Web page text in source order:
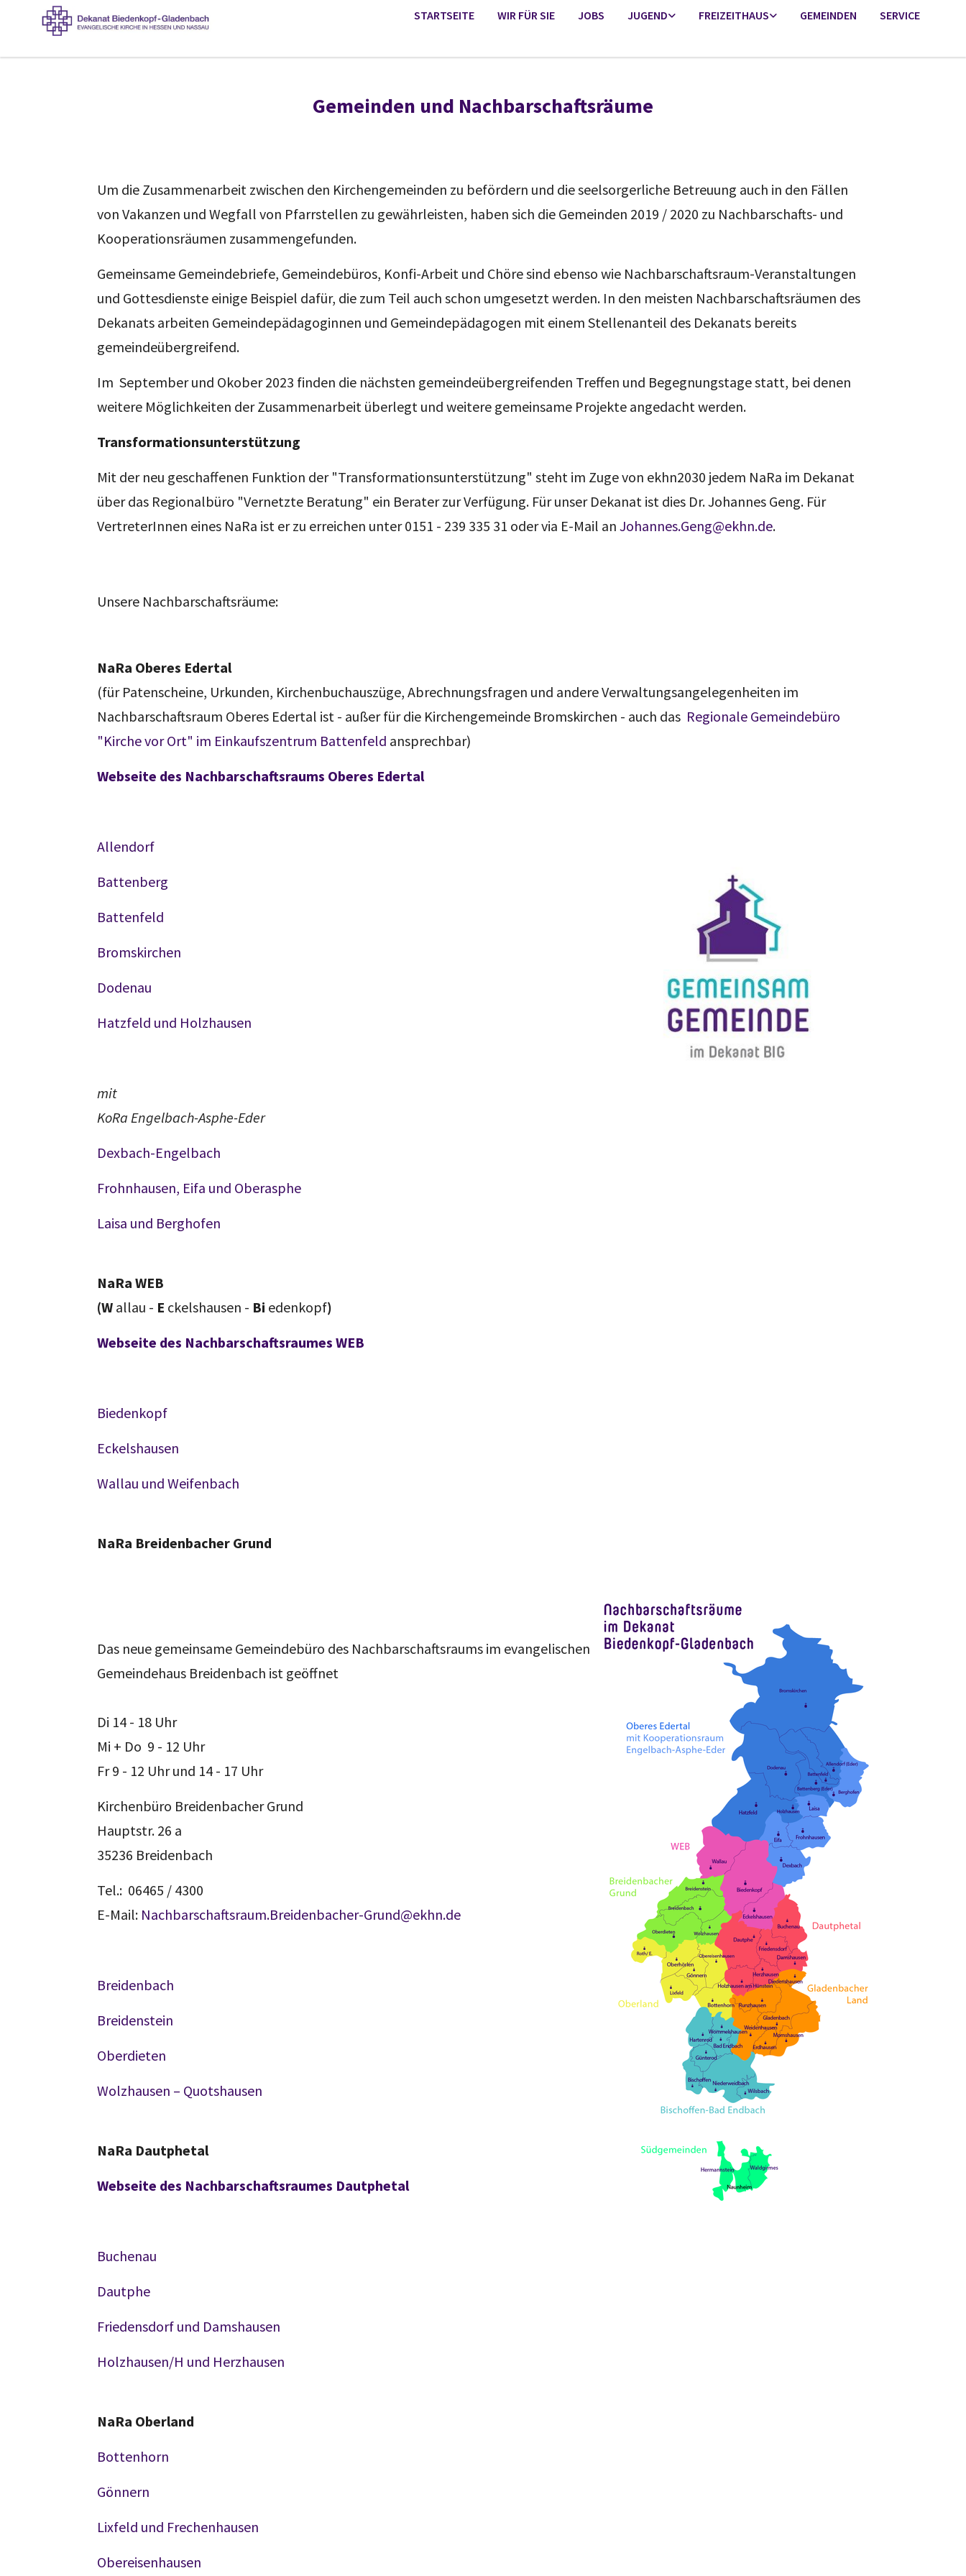
STARTSEITE WIR FÜR SIE JOBS JUGEND FREIZEITHAUS GEMEINDEN SERVICE
Gemeinden und Nachbarschaftsräume
Um die Zusammenarbeit zwischen den Kirchengemeinden zu befördern und die seelsorgerliche Betreuung auch in den Fällen
von Vakanzen und Wegfall von Pfarrstellen zu gewährleisten, haben sich die Gemeinden 2019 / 2020 zu Nachbarschafts- und
Kooperationsräumen zusammengefunden.
Gemeinsame Gemeindebriefe, Gemeindebüros, Konfi-Arbeit und Chöre sind ebenso wie Nachbarschaftsraum-Veranstaltungen
und Gottesdienste einige Beispiel dafür, die zum Teil auch schon umgesetzt werden. In den meisten Nachbarschaftsräumen des
Dekanats arbeiten Gemeindepädagoginnen und Gemeindepädagogen mit einem Stellenanteil des Dekanats bereits
gemeindeübergreifend.
Im September und Okober 2023 finden die nächsten gemeindeübergreifenden Treffen und Begegnungstage statt, bei denen
weitere Möglichkeiten der Zusammenarbeit überlegt und weitere gemeinsame Projekte angedacht werden.
Transformationsunterstützung
Mit der neu geschaffenen Funktion der "Transformationsunterstützung" steht im Zuge von ekhn2030 jedem NaRa im Dekanat
über das Regionalbüro "Vernetzte Beratung" ein Berater zur Verfügung. Für unser Dekanat ist dies Dr. Johannes Geng. Für
VertreterInnen eines NaRa ist er zu erreichen unter 0151 - 239 335 31 oder via E-Mail an Johannes.Geng@ekhn.de.
Unsere Nachbarschaftsräume:
NaRa Oberes Edertal
(für Patenscheine, Urkunden, Kirchenbuchauszüge, Abrechnungsfragen und andere Verwaltungsangelegenheiten im
Nachbarschaftsraum Oberes Edertal ist - außer für die Kirchengemeinde Bromskirchen - auch das Regionale Gemeindebüro
"Kirche vor Ort" im Einkaufszentrum Battenfeld ansprechbar)
Webseite des Nachbarschaftsraums Oberes Edertal
Allendorf
Battenberg
Battenfeld
Bromskirchen
Dodenau
Hatzfeld und Holzhausen
mit
KoRa Engelbach-Asphe-Eder
Dexbach-Engelbach
Frohnhausen, Eifa und Oberasphe
Laisa und Berghofen
NaRa WEB
(W allau - E ckelshausen - Bi edenkopf)
Webseite des Nachbarschaftsraumes WEB
Biedenkopf
Eckelshausen
Wallau und Weifenbach
NaRa Breidenbacher Grund
Das neue gemeinsame Gemeindebüro des Nachbarschaftsraums im evangelischen
Gemeindehaus Breidenbach ist geöffnet
Di 14 - 18 Uhr
Mi + Do 9 - 12 Uhr
Fr 9 - 12 Uhr und 14 - 17 Uhr
Kirchenbüro Breidenbacher Grund
Hauptstr. 26 a
35236 Breidenbach
Tel.: 06465 / 4300
E-Mail: Nachbarschaftsraum.Breidenbacher-Grund@ekhn.de
Breidenbach
Breidenstein
Oberdieten
Wolzhausen – Quotshausen
NaRa Dautphetal
Webseite des Nachbarschaftsraumes Dautphetal
Buchenau
Dautphe
Friedensdorf und Damshausen
Holzhausen/H und Herzhausen
NaRa Oberland
Bottenhorn
Gönnern
Lixfeld und Frechenhausen
Obereisenhausen